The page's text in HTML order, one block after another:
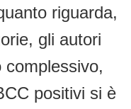
riguarda,
gli autori
complessivo,
positivi si è